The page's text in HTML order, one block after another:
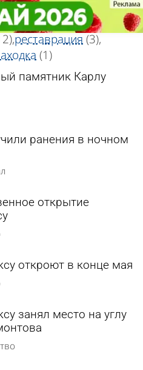
реставрация (3)
(1)
памятник Карлу
ранения в ночном
открытие
откроют в конце мая
занял место на углу